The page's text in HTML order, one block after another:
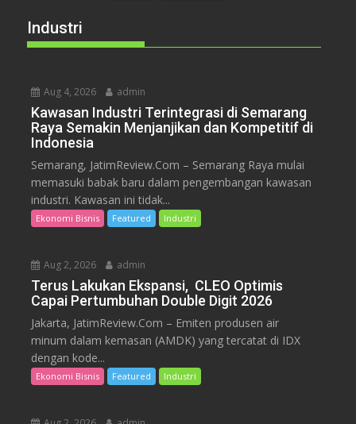
Industri
Aug 4, 2026 admin
Kawasan Industri Terintegrasi di Semarang
Raya Semakin Menjanjikan dan Kompetitif di
Indonesia
Semarang, JatimReview.Com – Semarang Raya mulai
memasuki babak baru dalam pengembangan kawasan
industri. Kawasan ini tidak...
Ekonomi Bisnis Featured Industri
Aug 2, 2026 admin
Terus Lakukan Ekspansi, CLEO Optimis
Capai Pertumbuhan Double Digit 2026
Jakarta, JatimReview.Com – Emiten produsen air
minum dalam kemasan (AMDK) yang tercatat di IDX
dengan kode...
Ekonomi Bisnis Featured Industri